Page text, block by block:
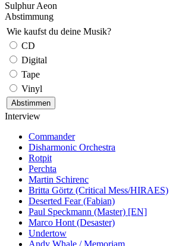
Sulphur Aeon
Abstimmung
Wie kaufst du deine Musik?
CD
Digital
Tape
Vinyl
Interview
Commander
Disharmonic Orchestra
Rotpit
Perchta
Martin Schirenc
Britta Görtz (Critical Mess/HIRAES)
Deserted Fear (Fabian)
Paul Speckmann (Master) [EN]
Marco Hont (Desaster)
Undertow
Andy Whale / Memoriam